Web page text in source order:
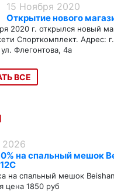
15 Ноября 2020
Открытие нового
2020 г. открылся новый
Спорткомплект. Адрес: г.
Флегонтова, 4а
ВСЕ
на спальный мешок
на спальный мешок
цена 1850 руб